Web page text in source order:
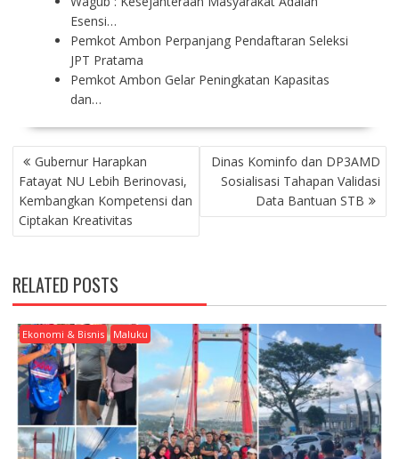
Esensi…
Pemkot Ambon Perpanjang Pendaftaran Seleksi
JPT Pratama
Pemkot Ambon Gelar Peningkatan Kapasitas
dan…
P
O
S
T
N
V
I
G
A
T
O
Gubernur Harapkan
Fatayat NU Lebih Berinovasi,
Kembangkan Kompetensi dan
Ciptakan Kreativitas
Dinas Kominfo dan DP3AMD
Sosialisasi Tahapan Validasi
Data Bantuan STB
RELATED POSTS
Ekonomi & Bisnis Maluku